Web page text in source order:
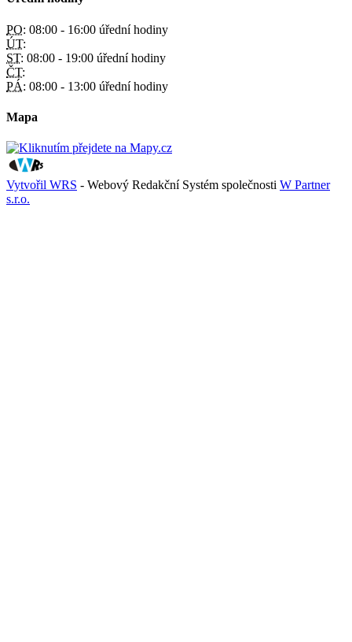
PO: 08:00 - 16:00 úřední hodiny
ÚT:
ST: 08:00 - 19:00 úřední hodiny
ČT:
PÁ: 08:00 - 13:00 úřední hodiny
Mapa
Vytvořil WRS - Webový Redakční Systém společnosti W Partner
s.r.o.